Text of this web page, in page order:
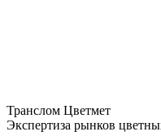
Транслом Цветмет
Экспертиза рынков